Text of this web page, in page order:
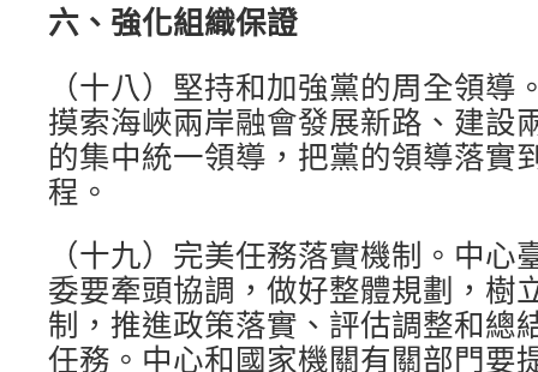
六、強化組織保證
（十八）堅持和加強黨的周全領導
摸索海峽兩岸融會發展新路、建設
的集中統一領導，把黨的領導落實
程。
（十九）完美任務落實機制。中心
委要牽頭協調，做好整體規劃，樹
制，推進政策落實、評估調整和總
任務。中心和國家機關有關部門要